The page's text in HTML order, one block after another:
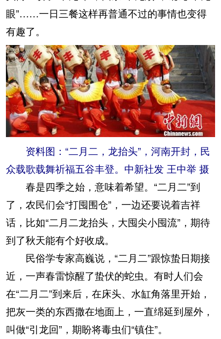
眼”……一日三餐这样再普通不过的事情也变得
有趣了。
资料图：“二月二，龙抬头”，河南开封，民
众载歌载舞祈福五谷丰登。中新社发 王中举 摄
春是四季之始，意味着希望。“二月二”到
了，农民们会“打囤围仓”，一边还要说着吉祥
话，比如“二月二龙抬头，大囤尖小囤流”，期待
到了秋天能有个好收成。
民俗学专家高巍说，“二月二”跟惊蛰日期接
近，一声春雷惊醒了蛰伏的蛇虫。有时人们会
在“二月二”到来后，在床头、水缸角落里开始，
把灰一类的东西撒在地面上，一直绵延到屋外，
叫做“引龙回”，期盼将毒虫们“镇住”。